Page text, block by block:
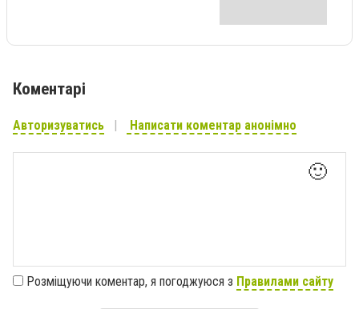
Коментарі
Авторизуватись Написати коментар анонімно
🙂
Розміщуючи коментар, я погоджуюся з Правилами сайту